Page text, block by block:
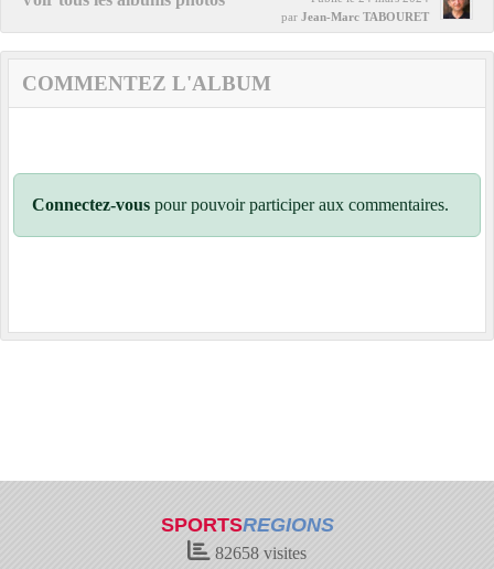
par Jean-Marc TABOURET
COMMENTEZ L'ALBUM
Connectez-vous pour pouvoir participer aux commentaires.
SPORTSREGIONS
82658 visites